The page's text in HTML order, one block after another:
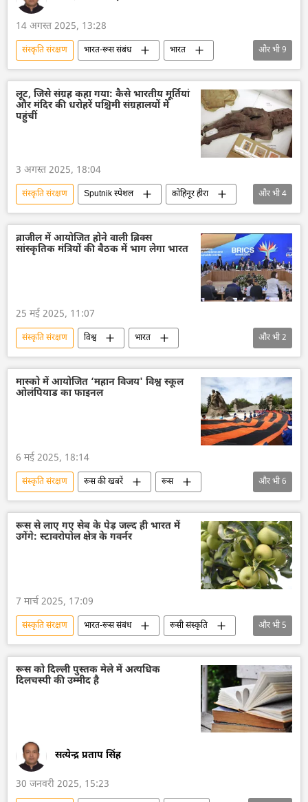
14 अगस्त 2025, 13:28
संस्कृति संरक्षण भारत-रूस संबंध
भारत
भारत का विकास
मास्को
सांस्कृतिक गलियारा
सांस्कृतिक धरोहर
राजदूतावास
रूसी संस्कृति
भारतीय संस्कृति
और भी9
लूट, जिसे संग्रह कहा गया: कैसे भारतीय मूर्तियां
और मंदिर की धरोहरें पश्चिमी संग्रहालयों में
पहुंचीं
3 अगस्त 2025, 18:04
संस्कृति संरक्षण Sputnik स्पेशल
कोहिनूर हीरा
भारतीय संस्कृति
भारत
सामूहिक पश्चिम
ब्रिटेन की राजशाही
और भी4
ब्राजील में आयोजित होने वाली ब्रिक्स
सांस्कृतिक मंत्रियों की बैठक में भाग लेगा भारत
25 मई 2025, 11:07
संस्कृति संरक्षण विश्व
भारत
भारत सरकार
ब्रिक्स भारतीय संस्कृति
और भी2
मास्को में आयोजित ‘महान विजय' विश्व स्कूल
ओलंपियाड का फाइनल
6 मई 2025, 18:14
संस्कृति संरक्षण रूस की खबरें
रूस
रूस का विकास
द्वितीय विश्व युद्ध
महान देशभक्तिपूर्ण युद्ध
भारत
और भी6
रूस से लाए गए सेब के पेड़ जल्द ही भारत में
उगेंगे: स्टावरोपोल क्षेत्र के गवर्नर
7 मार्च 2025, 17:09
संस्कृति संरक्षण भारत-रूस संबंध
रूसी संस्कृति
भारतीय संस्कृति
रूस
भारत
भारत का विकास
द्विपक्षीय रिश्ते
और भी5
रूस को दिल्ली पुस्तक मेले में अत्यधिक
दिलचस्पी की उम्मीद है
सत्येन्द्र प्रताप सिंह
30 जनवरी 2025, 15:23